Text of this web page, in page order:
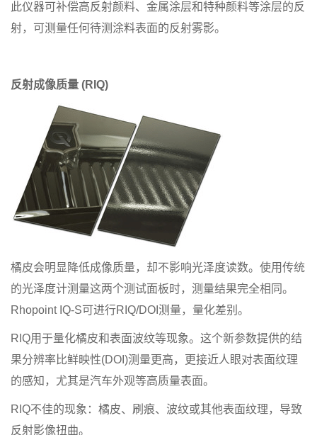
此仪器可补偿高反射颜料、金属涂层和特种颜料等涂层的反
射，可测量任何待测涂料表面的反射雾影。
反射成像质量 (RIQ)
橘皮会明显降低成像质量，却不影响光泽度读数。使用传统
的光泽度计测量这两个测试面板时，测量结果完全相同。
Rhopoint IQ-S可进行RIQ/DOI测量，量化差别。
RIQ用于量化橘皮和表面波纹等现象。这个新参数提供的结
果分辨率比鲜映性(DOI)测量更高，更接近人眼对表面纹理
的感知，尤其是汽车外观等高质量表面。
RIQ不佳的现象：橘皮、刷痕、波纹或其他表面纹理，导致
反射影像扭曲。